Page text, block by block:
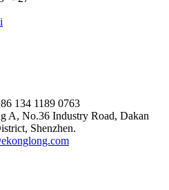
134 1189 0763
A, No.36 Industry Road, Dakan
Shenzhen.